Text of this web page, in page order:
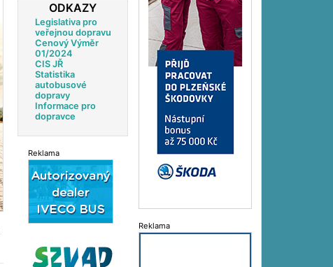
ODKAZY
Legislativa pro
veřejnou dopravu
Cenový Výměr
01/2024
CIS JŘ
Statistika
autobusové
dopravy
Informace pro
dopravce
Reklama
Reklama